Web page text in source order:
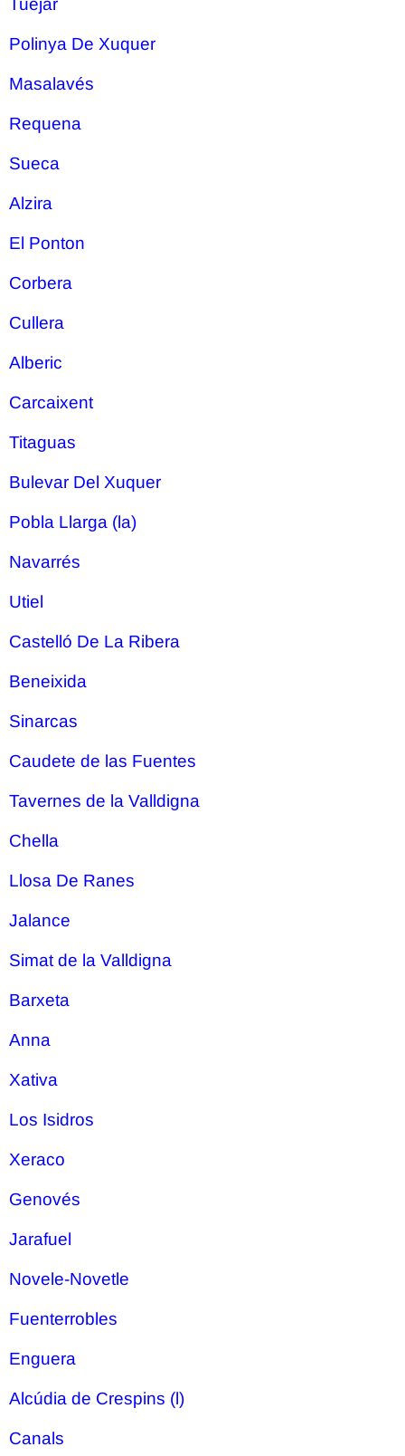
Tuéjar
Polinya De Xuquer
Masalavés
Requena
Sueca
Alzira
El Ponton
Corbera
Cullera
Alberic
Carcaixent
Titaguas
Bulevar Del Xuquer
Pobla Llarga (la)
Navarrés
Utiel
Castelló De La Ribera
Beneixida
Sinarcas
Caudete de las Fuentes
Tavernes de la Valldigna
Chella
Llosa De Ranes
Jalance
Simat de la Valldigna
Barxeta
Anna
Xativa
Los Isidros
Xeraco
Genovés
Jarafuel
Novele-Novetle
Fuenterrobles
Enguera
Alcúdia de Crespins (l)
Canals